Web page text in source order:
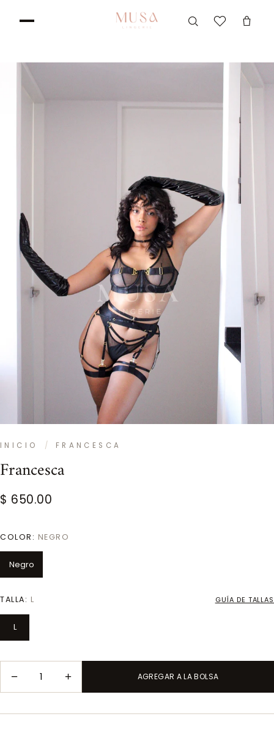
AL CONTENIDO
INICIO / FRANCESCA
Francesca
$ 650.00
COLOR: NEGRO
Negro
TALLA: L GUÍA DE TALLAS
L
− + AGREGAR A LA BOLSA